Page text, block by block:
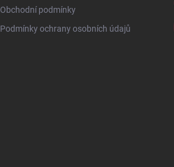
Obchodní podmínky
Podmínky ochrany osobních údajů